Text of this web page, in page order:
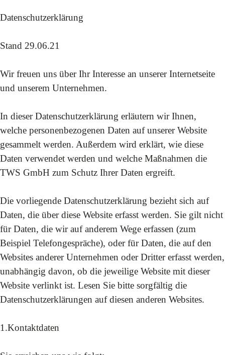
Datenschutzerklärung
Stand 29.06.21
Wir freuen uns über Ihr Interesse an unserer Internetseite
und unserem Unternehmen.
In dieser Datenschutzerklärung erläutern wir Ihnen,
welche personenbezogenen Daten auf unserer Website
gesammelt werden. Außerdem wird erklärt, wie diese
Daten verwendet werden und welche Maßnahmen die
TWS GmbH zum Schutz Ihrer Daten ergreift.
Die vorliegende Datenschutzerklärung bezieht sich auf
Daten, die über diese Website erfasst werden. Sie gilt nicht
für Daten, die wir auf anderem Wege erfassen (zum
Beispiel Telefongespräche), oder für Daten, die auf den
Websites anderer Unternehmen oder Dritter erfasst werden,
unabhängig davon, ob die jeweilige Website mit dieser
Website verlinkt ist. Lesen Sie bitte sorgfältig die
Datenschutzerklärungen auf diesen anderen Websites.
1.Kontaktdaten